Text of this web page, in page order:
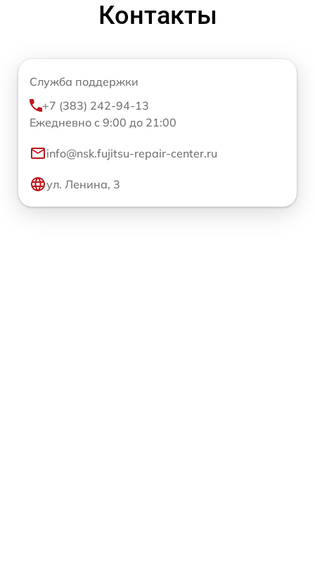
Контакты
Служба поддержки
+7 (383) 242-94-13
Ежедневно с 9:00 до 21:00
info@nsk.fujitsu-repair-center.ru
ул. Ленина, 3